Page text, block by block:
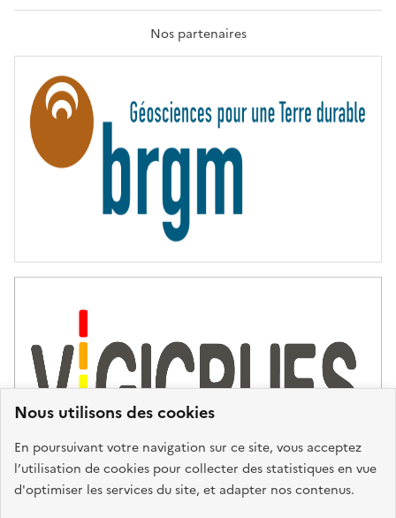
Nous utilisons des cookies
En poursuivant votre navigation sur ce site, vous acceptez
l’utilisation de cookies pour collecter des statistiques en vue
d'optimiser les services du site, et adapter nos contenus.
A
T
R
T
É
Nos partenaires